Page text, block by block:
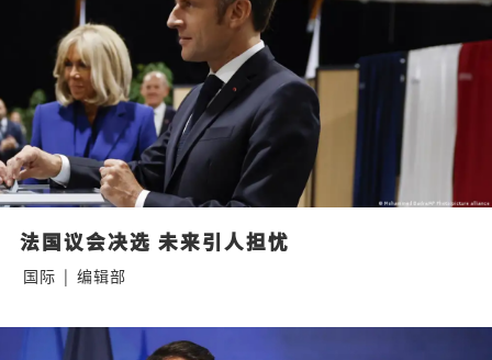
法国议会决选 未来引人担忧
国际 | 编辑部